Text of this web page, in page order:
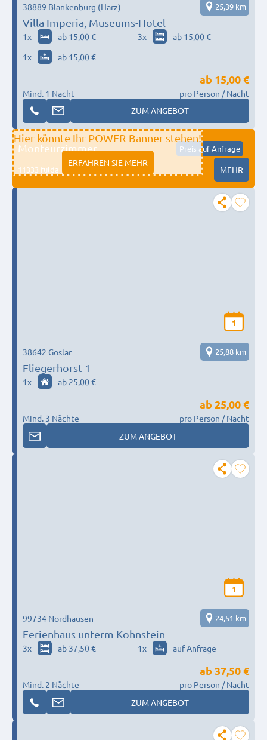
Villa Imperia, Museums-Hotel
38889 Blankenburg (Harz) 25,39 km
1x ab 15,00 € 3x
ab 15,00 €
1x ab 15,00 €
Mind. 1 Nacht
ab 15,00 €
pro Person / Nacht
ZUM ANGEBOT
Hier könnte Ihr POWER-Banner stehen!
ERFAHREN SIE MEHR
Monteurzimmer Preis auf Anfrage
11333 fulda MEHR
1
Fliegerhorst 1
38642 Goslar 25,88 km
1x ab 25,00 €
Mind. 3 Nächte
ab 25,00 €
pro Person / Nacht
ZUM ANGEBOT
1
Ferienhaus unterm Kohnstein
99734 Nordhausen 24,51 km
3x ab 37,50 € 1x auf Anfrage
Mind. 2 Nächte
ab 37,50 €
pro Person / Nacht
ZUM ANGEBOT